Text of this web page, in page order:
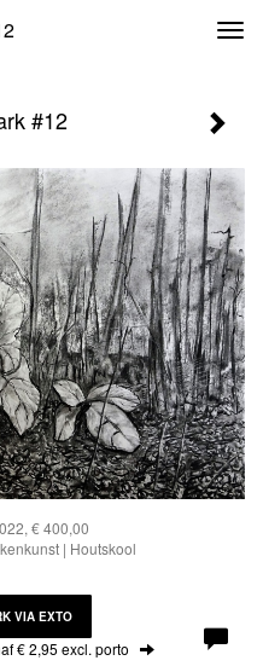
#12
€ 400,00
| Houtskool
VIA EXTO
€ 2,95 excl. porto